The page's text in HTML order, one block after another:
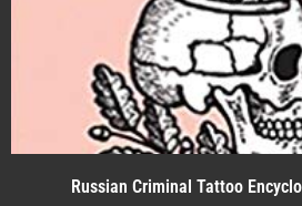
Russian Criminal Tattoo